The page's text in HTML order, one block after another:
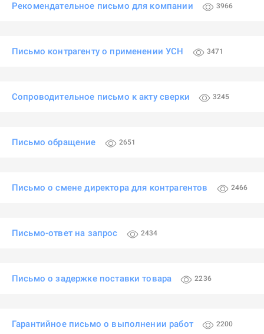
Рекомендательное письмо для компании 3966
Письмо контрагенту о применении УСН 3471
Сопроводительное письмо к акту сверки 3245
Письмо обращение 2651
Письмо о смене директора для контрагентов 2466
Письмо-ответ на запрос 2434
Письмо о задержке поставки товара 2236
Гарантийное письмо о выполнении работ 2200